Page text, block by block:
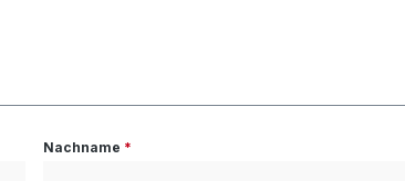
Nachname *